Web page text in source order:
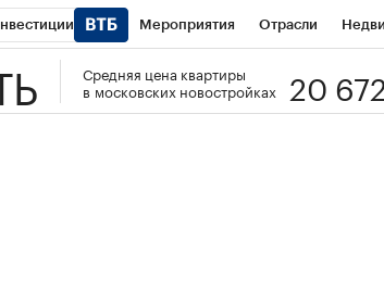
Мероприятия Отрасли
Школа управления РБК РБК Образование
Средняя цена квартиры
в московских новостройках
20